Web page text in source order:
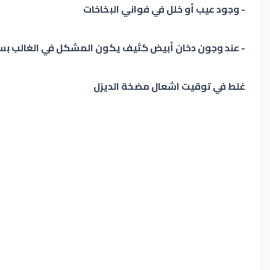
- وجود عيب أو خلل في فواني البخاخات
- عند وجون دخان أبيض كثيف يكون المشكل في الغالب
غلط في توقيت اشعال مضخة الديزل